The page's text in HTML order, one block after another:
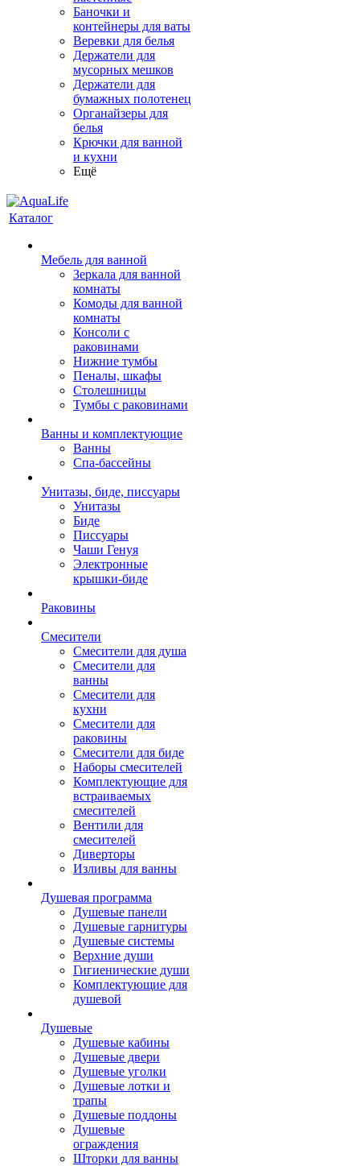
Баночки и
контейнеры для ваты
Веревки для белья
Держатели для
мусорных мешков
Держатели для
бумажных полотенец
Органайзеры для
белья
Крючки для ванной
и кухни
Ещё
Каталог
Мебель для ванной
Зеркала для ванной
комнаты
Комоды для ванной
комнаты
Консоли с
раковинами
Нижние тумбы
Пеналы, шкафы
Столешницы
Тумбы с раковинами
Ванны и комплектующие
Ванны
Спа-бассейны
Унитазы, биде, писсуары
Унитазы
Биде
Писсуары
Чаши Генуя
Электронные
крышки-биде
Раковины
Смесители
Смесители для душа
Смесители для
ванны
Смесители для
кухни
Смесители для
раковины
Смесители для биде
Наборы смесителей
Комплектующие для
встраиваемых
смесителей
Вентили для
смесителей
Диверторы
Изливы для ванны
Душевая программа
Душевые панели
Душевые гарнитуры
Душевые системы
Верхние души
Гигиенические души
Комплектующие для
душевой
Душевые
Душевые кабины
Душевые двери
Душевые уголки
Душевые лотки и
трапы
Душевые поддоны
Душевые
ограждения
Шторки для ванны